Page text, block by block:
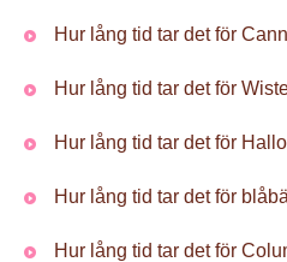
Hur lång tid tar det för
Hur lång tid tar det för
Hur lång tid tar det för
Hur lång tid tar det för
Hur lång tid tar det för